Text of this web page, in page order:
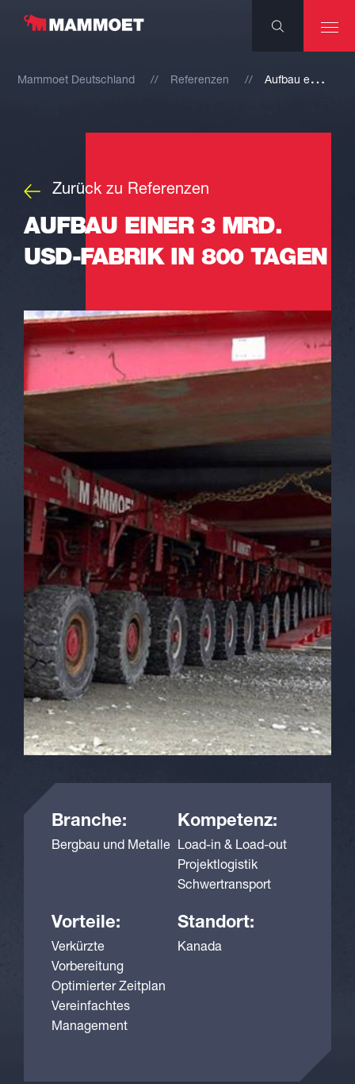
Mammoet Deutschland Referenzen A
ufbau einer 3 Mrd. USD-Fabrik in 800 Tagen
Zurück zu Referenzen
AUFBAU EINER 3 MRD.
USD-FABRIK IN 800 TAGEN
Branche:
Bergbau und Metalle
Kompetenz:
Load-in & Load-out
Projektlogistik
Schwertransport
Vorteile:
Verkürzte
Vorbereitung
Optimierter Zeitplan
Vereinfachtes
Management
Standort:
Kanada